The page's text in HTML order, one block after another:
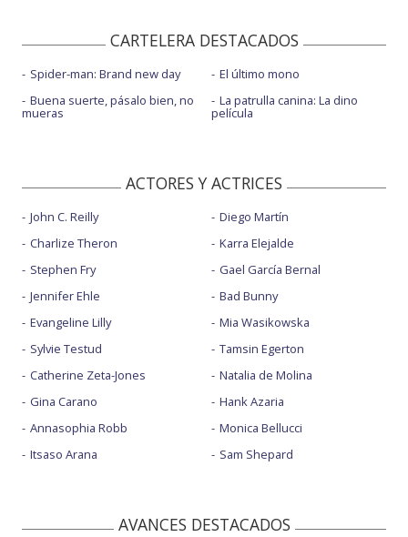
CARTELERA DESTACADOS
Spider-man: Brand new day
Buena suerte, pásalo bien, no
mueras
El último mono
La patrulla canina: La dino
película
ACTORES Y ACTRICES
John C. Reilly
Charlize Theron
Stephen Fry
Jennifer Ehle
Evangeline Lilly
Sylvie Testud
Catherine Zeta-Jones
Gina Carano
Annasophia Robb
Itsaso Arana
Diego Martín
Karra Elejalde
Gael García Bernal
Bad Bunny
Mia Wasikowska
Tamsin Egerton
Natalia de Molina
Hank Azaria
Monica Bellucci
Sam Shepard
AVANCES DESTACADOS